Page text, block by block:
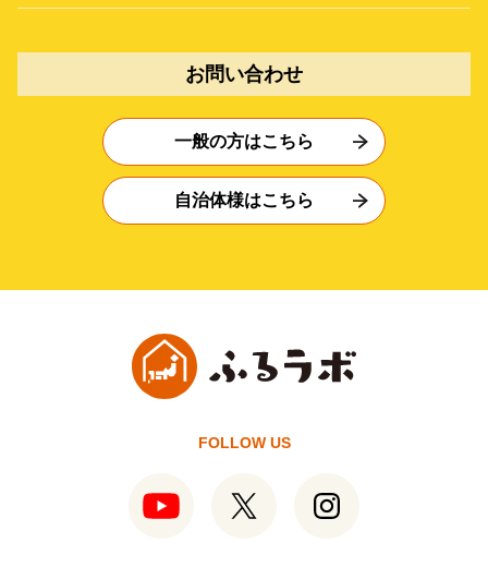
お問い合わせ
一般の方はこちら
自治体様はこちら
FOLLOW US